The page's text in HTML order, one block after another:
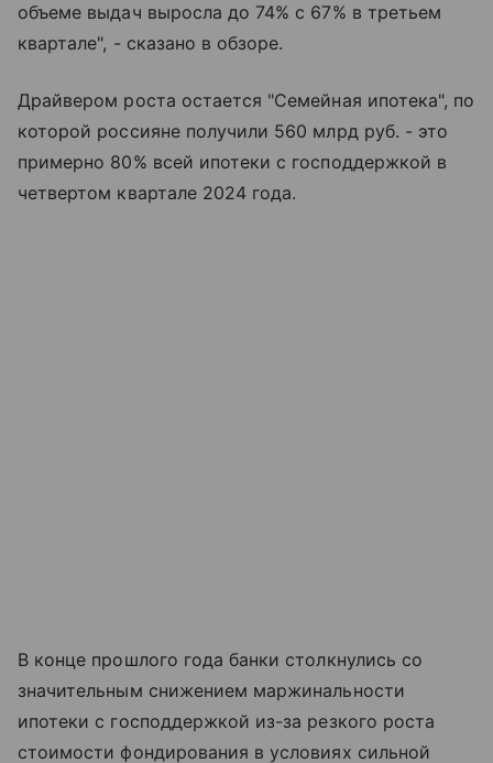
объеме выдач выросла до 74% с 67% в третьем
квартале", - сказано в обзоре.
Драйвером роста остается "Семейная ипотека", по
которой россияне получили 560 млрд руб. - это
примерно 80% всей ипотеки с господдержкой в
четвертом квартале 2024 года.
В конце прошлого года банки столкнулись со
значительным снижением маржинальности
ипотеки с господдержкой из-за резкого роста
стоимости фондирования в условиях сильной